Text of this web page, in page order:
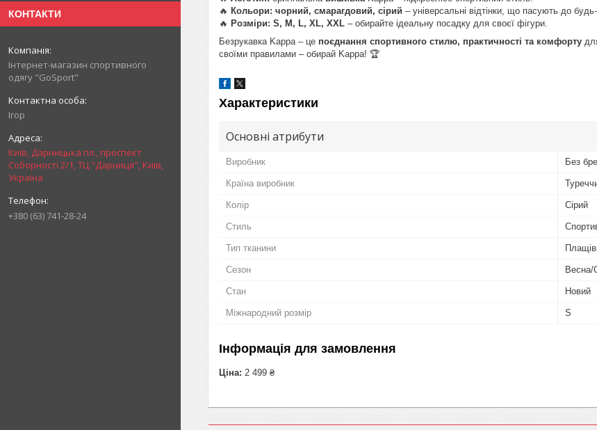
КОНТАКТИ
Інтернет-магазин спортивного
одягу "GoSport"
Ігор
Київ, Дарницька пл., проспект
Соборності 2/1, ТЦ "Дарниця", Київ,
Україна
+380 (63) 741-28-24
🔥 Кольори: чорний, смарагдовий, сірий – універсальні відтінки, що пасують до будь-
🔥 Розміри: S, M, L, XL, XXL – обирайте ідеальну посадку для своєї фігури.
Безрукавка Kappa – це поєднання спортивного стилю, практичності та комфорту
своїми правилами – обирай Kappa! 🏆
Характеристики
Основні атрибути
Виробник Без
Країна виробник
Колір Сірий
Стиль
Тип тканини
Сезон Весна/
Стан Новий
Міжнародний розмір S
Інформація для замовлення
Ціна: 2 499 ₴